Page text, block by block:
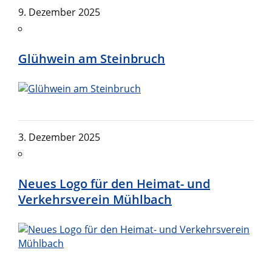
9. Dezember 2025
Glühwein am Steinbruch
3. Dezember 2025
Neues Logo für den Heimat- und
Verkehrsverein Mühlbach